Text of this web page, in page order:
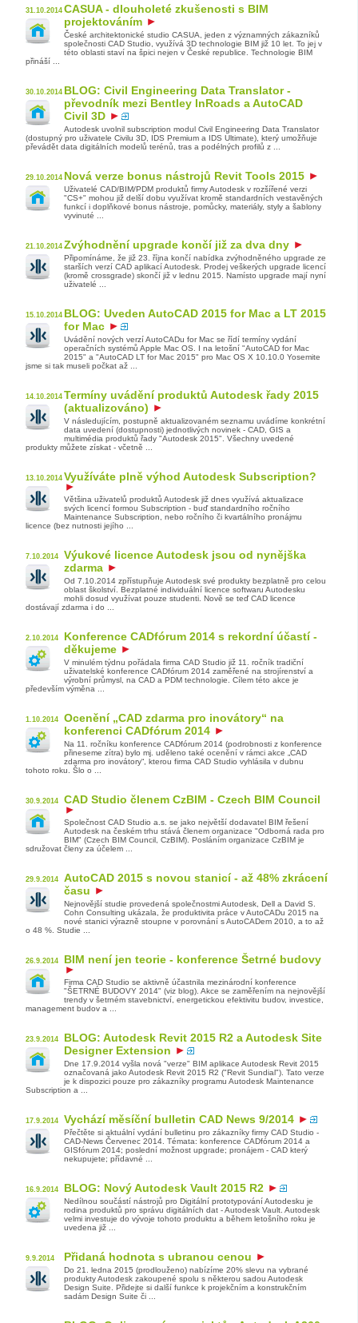
31.10.2014 CASUA - dlouholeté zkušenosti s BIM
projektováním
České architektonické studio CASUA, jeden z významných zákazníků
společnosti CAD Studio, využívá 3D technologie BIM již 10 let. To jej v
této oblasti staví na špici nejen v České republice. Technologie BIM
přináší ...
30.10.2014 BLOG: Civil Engineering Data Translator -
převodník mezi Bentley InRoads a AutoCAD
Civil 3D
Autodesk uvolnil subscription modul Civil Engineering Data Translator
(dostupný pro uživatele Civilu 3D, IDS Premium a IDS Ultimate), který umožňuje
převádět data digitálních modelů terénů, tras a podélných profilů z ...
29.10.2014 Nová verze bonus nástrojů Revit Tools 2015
Uživatelé CAD/BIM/PDM produktů firmy Autodesk v rozšířené verzi
"CS+" mohou již delší dobu využívat kromě standardních vestavěných
funkcí i doplňkové bonus nástroje, pomůcky, materiály, styly a šablony
vyvinuté ...
21.10.2014 Zvýhodnění upgrade končí již za dva dny
Připomínáme, že již 23. října končí nabídka zvýhodněného upgrade ze
starších verzí CAD aplikací Autodesk. Prodej veškerých upgrade licencí
(kromě crossgrade) skončí již v lednu 2015. Namísto upgrade mají nyní
uživatelé ...
15.10.2014 BLOG: Uveden AutoCAD 2015 for Mac a LT 2015
for Mac
Uvádění nových verzí AutoCADu for Mac se řídí termíny vydání
operačních systémů Apple Mac OS. I na letošní "AutoCAD for Mac
2015" a "AutoCAD LT for Mac 2015" pro Mac OS X 10.10.0 Yosemite
jsme si tak museli počkat až ...
14.10.2014 Termíny uvádění produktů Autodesk řady 2015
(aktualizováno)
V následujícím, postupně aktualizovaném seznamu uvádíme konkrétní
data uvedení (dostupnosti) jednotlivých novinek - CAD, GIS a
multimédia produktů řady "Autodesk 2015". Všechny uvedené
produkty můžete získat - včetně ...
13.10.2014 Využíváte plně výhod Autodesk Subscription?
Většina uživatelů produktů Autodesk již dnes využívá aktualizace
svých licencí formou Subscription - buď standardního ročního
Maintenance Subscription, nebo ročního či kvartálního pronájmu
licence (bez nutnosti jejího ...
7.10.2014
Výukové licence Autodesk jsou od nynějška
zdarma
Od 7.10.2014 zpřístupňuje Autodesk své produkty bezplatně pro celou
oblast školství. Bezplatné individuální licence softwaru Autodesku
mohli dosud využívat pouze studenti. Nově se teď CAD licence
dostávají zdarma i do ...
2.10.2014
Konference CADfórum 2014 s rekordní účastí -
děkujeme
V minulém týdnu pořádala firma CAD Studio již 11. ročník tradiční
uživatelské konference CADfórum 2014 zaměřené na strojírenství a
výrobní průmysl, na CAD a PDM technologie. Cílem této akce je
především výměna ...
1.10.2014
Ocenění „CAD zdarma pro inovátory“ na
konferenci CADfórum 2014
Na 11. ročníku konference CADfórum 2014 (podrobnosti z konference
přineseme zítra) bylo mj. uděleno také ocenění v rámci akce „CAD
zdarma pro inovátory“, kterou firma CAD Studio vyhlásila v dubnu
tohoto roku. Šlo o ...
30.9.2014 CAD Studio členem CzBIM - Czech BIM Council
Společnost CAD Studio a.s. se jako největší dodavatel BIM řešení
Autodesk na českém trhu stává členem organizace "Odborná rada pro
BIM" (Czech BIM Council, CzBIM). Posláním organizace CzBIM je
sdružovat členy za účelem ...
29.9.2014
AutoCAD 2015 s novou stanicí - až 48% zkrácení
času
Nejnovější studie provedená společnostmi Autodesk, Dell a David S.
Cohn Consulting ukázala, že produktivita práce v AutoCADu 2015 na
nové stanici výrazně stoupne v porovnání s AutoCADem 2010, a to až
o 48 %. Studie ...
26.9.2014 BIM není jen teorie - konference Šetrné budovy
Firma CAD Studio se aktivně účastnila mezinárodní konference
"ŠETRNÉ BUDOVY 2014" (viz blog). Akce se zaměřením na nejnovější
trendy v šetrném stavebnictví, energetickou efektivitu budov, investice,
management budov a ...
23.9.2014
BLOG: Autodesk Revit 2015 R2 a Autodesk Site
Designer Extension
Dne 17.9.2014 vyšla nová "verze" BIM aplikace Autodesk Revit 2015
označovaná jako Autodesk Revit 2015 R2 ("Revit Sundial"). Tato verze
je k dispozici pouze pro zákazníky programu Autodesk Maintenance
Subscription a ...
17.9.2014 Vychází měsíční bulletin CAD News 9/2014
Přečtěte si aktuální vydání bulletinu pro zákazníky firmy CAD Studio -
CAD-News Červenec 2014. Témata: konference CADfórum 2014 a
GISfórum 2014; poslední možnost upgrade; pronájem - CAD který
nekupujete; přídavné ...
16.9.2014 BLOG: Nový Autodesk Vault 2015 R2
Nedílnou součástí nástrojů pro Digitální prototypování Autodesku je
rodina produktů pro správu digitálních dat - Autodesk Vault. Autodesk
velmi investuje do vývoje tohoto produktu a během letošního roku je
uvedena již ...
9.9.2014 Přidaná hodnota s ubranou cenou
Do 21. ledna 2015 (prodlouženo) nabízíme 20% slevu na vybrané
produkty Autodesk zakoupené spolu s některou sadou Autodesk
Design Suite. Přidejte si další funkce k projekčním a konstrukčním
sadám Design Suite či ...